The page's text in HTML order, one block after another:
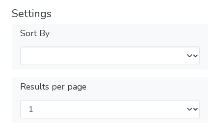
Settings
Sort By
Results per page